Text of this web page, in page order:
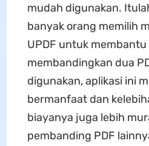
mudah digunakan.
banyak orang memilih
UPDF untuk membantu
membandingkan dua
digunakan, aplikasi ini
bermanfaat dan
biayanya juga lebih
pembanding PDF